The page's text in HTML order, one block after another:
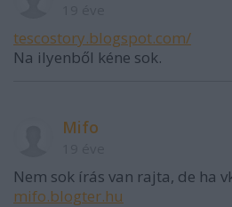
tescostory.blogspot.com/
Na ilyenből kéne sok.
Mifo
Nem sok írás van rajta, de ha
mifo.blogter.hu